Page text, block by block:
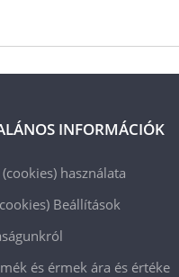
INFORMÁCIÓK
használata
Beállítások
és érmek ára és értéke